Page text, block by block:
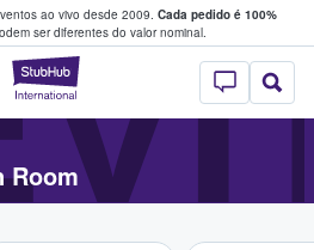
ao vivo desde 2009. Cada pedido é 100%
ser diferentes do valor nominal.
StubHub – onde
vendem bilhetes
Room